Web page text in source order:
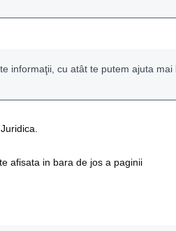
afisata in bara de jos a paginii